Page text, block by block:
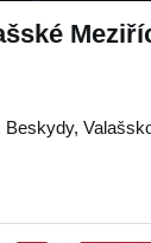
Beskydy,